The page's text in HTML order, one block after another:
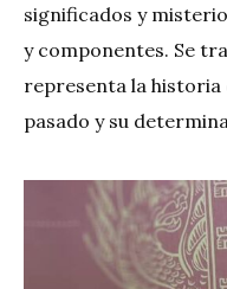
significados y
y componentes. Se
representa la historia
pasado y su